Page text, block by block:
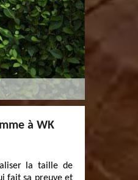
à WK
la taille de